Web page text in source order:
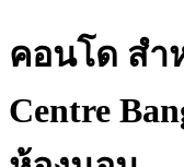
คอนโด สำ
Centre